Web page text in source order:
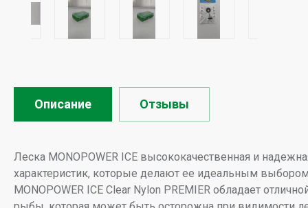
Описание Отзывы
Леска MONOPOWER ICE высококачественная и
характеристик, которые делают ее идеальным
MONOPOWER ICE Clear Nylon PREMIER обладает